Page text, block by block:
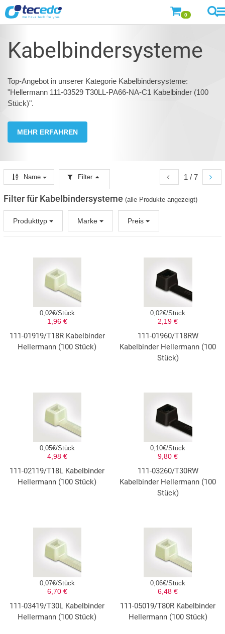
0
Kabelbindersysteme
Top-Angebot in unserer Kategorie Kabelbindersysteme:
"Hellermann 111-03529 T30LL-PA66-NA-C1 Kabelbinder (100
Stück)".
MEHR ERFAHREN
1 / 7
Name Filter
Filter für Kabelbindersysteme (alle Produkte angezeigt)
Produkttyp Marke Preis
0,02€/Stück
1,96 €
111-01919/T18R Kabelbinder
Hellermann (100 Stück)
0,02€/Stück
2,19 €
111-01960/T18RW
Kabelbinder Hellermann (100
Stück)
0,05€/Stück
4,98 €
111-02119/T18L Kabelbinder
Hellermann (100 Stück)
0,10€/Stück
9,80 €
111-03260/T30RW
Kabelbinder Hellermann (100
Stück)
0,07€/Stück
6,70 €
111-03419/T30L Kabelbinder
Hellermann (100 Stück)
0,06€/Stück
6,48 €
111-05019/T80R Kabelbinder
Hellermann (100 Stück)